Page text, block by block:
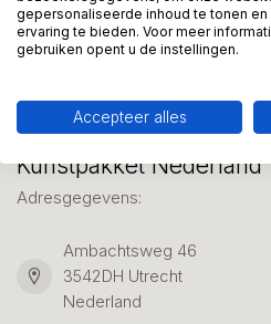
Kunstpakket Nederland
Adresgegevens:
Ambachtsweg 46
3542DH Utrecht
Nederland
gepersonaliseerde inhoud te tonen
ervaring te bieden. Voor meer
gebruiken opent u de instellingen.
Accepteer alles